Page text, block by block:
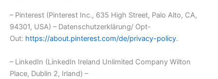
– Pinterest (Pinterest Inc., 635 High Street, Palo Alto, CA,
94301, USA) – Datenschutzerklärung/ Opt-
Out: https://about.pinterest.com/de/privacy-policy.
– LinkedIn (LinkedIn Ireland Unlimited Company Wilton
Place, Dublin 2, Irland) –